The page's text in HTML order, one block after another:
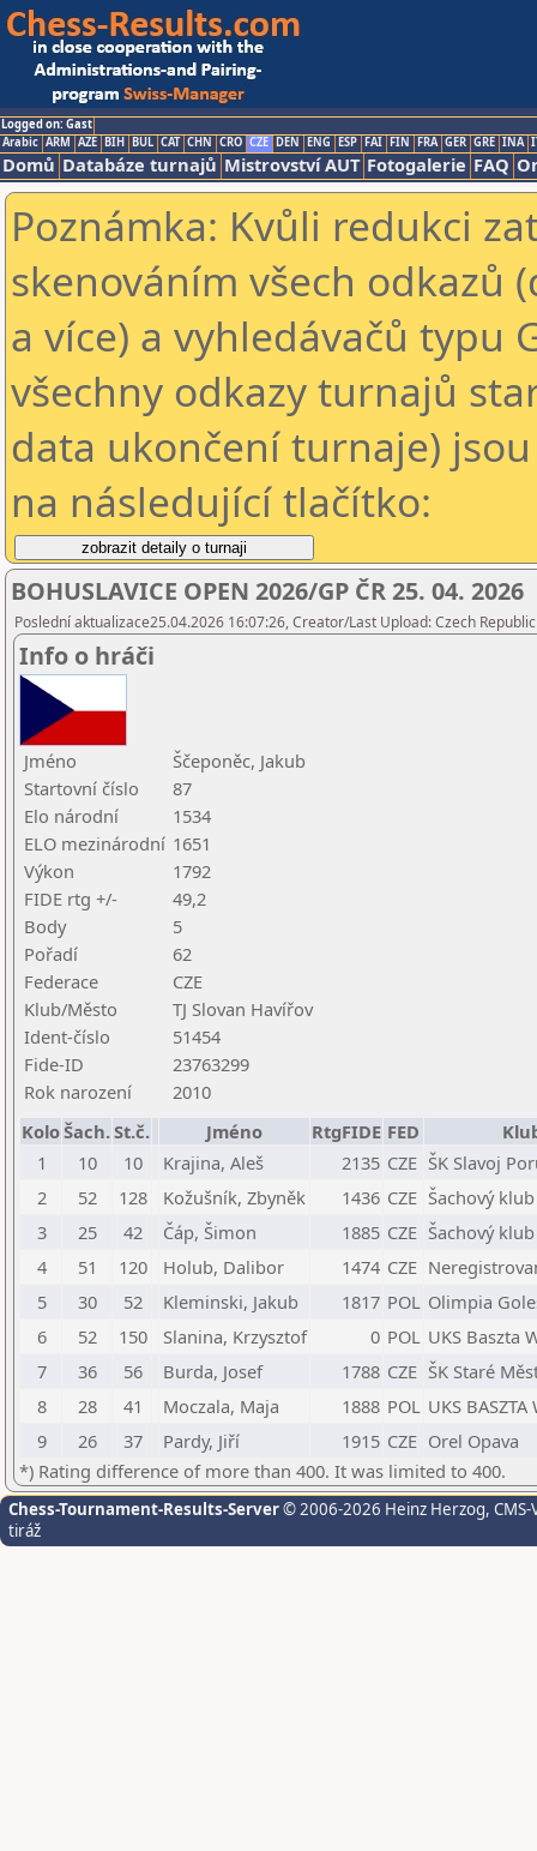
Logged on: Gast
Arabic ARM AZE BIH BUL CAT CHN CRO CZE DEN ENG ESP FAI FIN FRA GER GRE INA
Domů Databáze turnajů Mistrovství AUT Fotogalerie FAQ
Poznámka: Kvůli redukci
skenováním všech odkazů
a více) a vyhledávačů typu
všechny odkazy turnajů
data ukončení turnaje)
na následující tlačítko:
BOHUSLAVICE OPEN 2026/GP ČR 25. 04. 2026
Poslední aktualizace25.04.2026 16:07:26, Creator/Last Upload: Czech
Info o hráči
Jméno
Ščeponěc, Jakub
Startovní číslo
87
Elo národní
1534
ELO mezinárodní 1651
Výkon
1792
FIDE rtg +/-
49,2
Body
5
Pořadí
62
Federace
CZE
Klub/Město
TJ Slovan Havířov
Ident-číslo
51454
Fide-ID
23763299
Rok narození
2010
KoloŠach.St.č. Jméno RtgFIDE FED
1
10 10 Krajina, Aleš 2135 CZE ŠK Slavoj
2
52 128 Kožušník, Zbyněk 1436 CZE Šachový
3
25 42 Čáp, Šimon 1885 CZE Šachový
4
51 120 Holub, Dalibor 1474 CZE
5
30 52 Kleminski, Jakub 1817 POL Olimpia
6
52 150 Slanina, Krzysztof 0 POL UKS Baszta
7
36 56 Burda, Josef 1788 CZE ŠK Staré
8
28 41 Moczala, Maja 1888 POL UKS
9
26 37 Pardy, Jiří 1915 CZE Orel Opava
*) Rating difference of more than 400. It was limited to 400.
Chess-Tournament-Results-Server© 2006-2026 Heinz Herzog,
tiráž